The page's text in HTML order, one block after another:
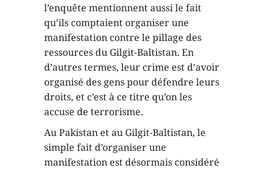
l’enquête mentionnent aussi le fait
qu’ils comptaient organiser une
manifestation contre le pillage des
ressources du Gilgit-Baltistan. En
d’autres termes, leur crime est d’avoir
organisé des gens pour défendre leurs
droits, et c’est à ce titre qu’on les
accuse de terrorisme.
Au Pakistan et au Gilgit-Baltistan, le
simple fait d’organiser une
manifestation est désormais considéré